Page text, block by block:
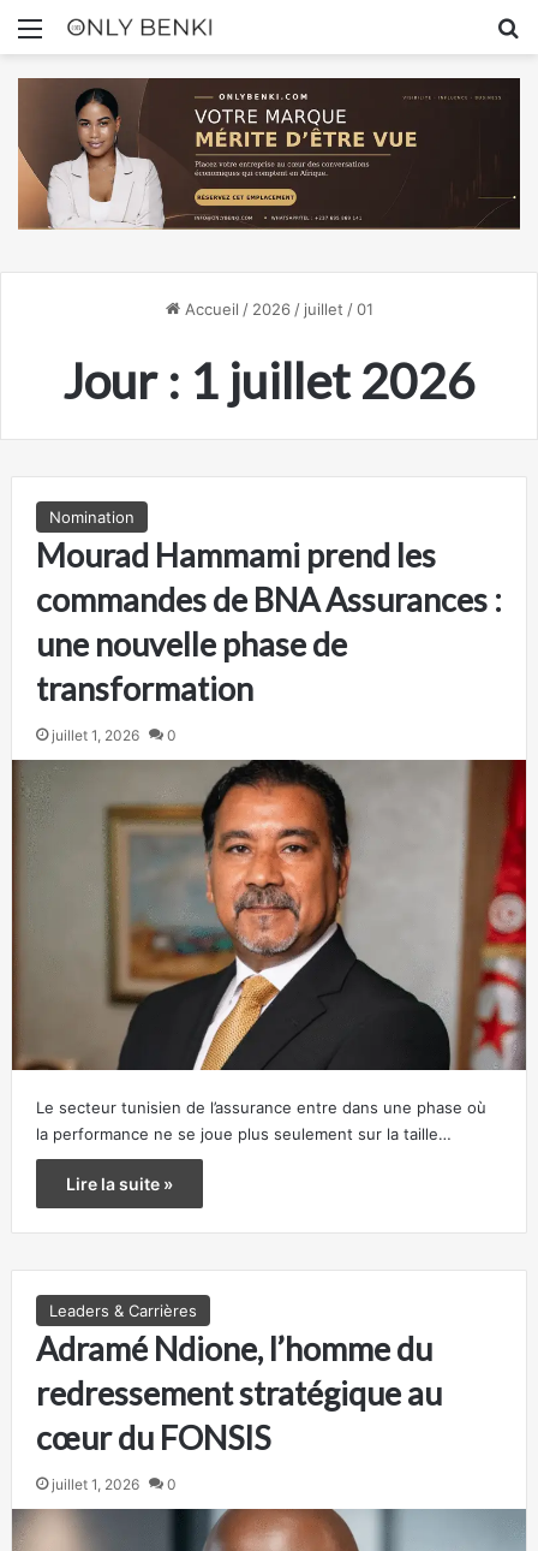
Menu
Accueil / 2026 / juillet / 01
Jour : 1 juillet 2026
Nomination
Mourad Hammami prend les
commandes de BNA Assurances :
une nouvelle phase de
transformation
juillet 1, 2026 0
Le secteur tunisien de l’assurance entre dans une phase où
la performance ne se joue plus seulement sur la taille…
Lire la suite »
Leaders & Carrières
Adramé Ndione, l’homme du
redressement stratégique au
cœur du FONSIS
juillet 1, 2026 0